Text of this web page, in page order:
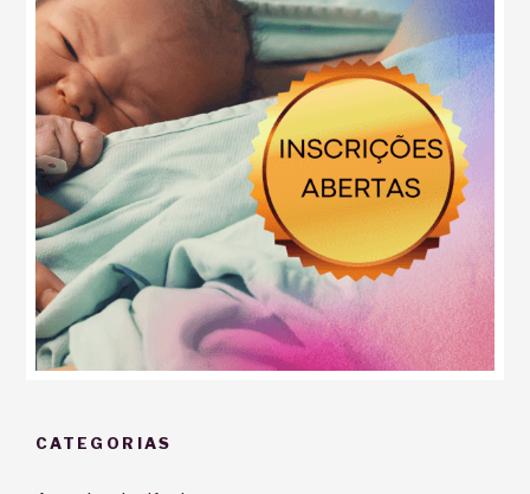
CATEGORIAS